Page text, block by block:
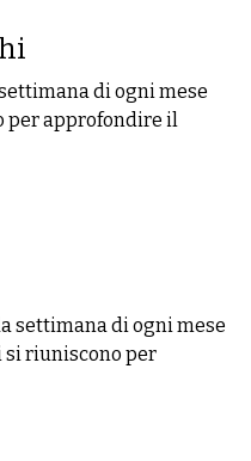
di ogni mese
per approfondire il
settimana di ogni mese
riuniscono per